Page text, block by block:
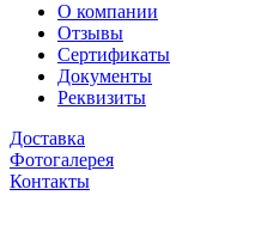
О компании
Отзывы
Сертификаты
Документы
Реквизиты
Доставка
Фотогалерея
Контакты